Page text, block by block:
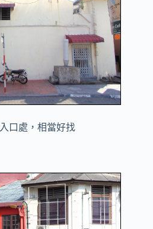
口處，相當好找